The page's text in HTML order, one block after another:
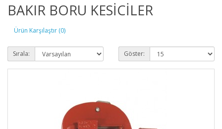
BAKIR BORU KESİCİLER
Ürün Karşılaştır (0)
Sırala: Göster: